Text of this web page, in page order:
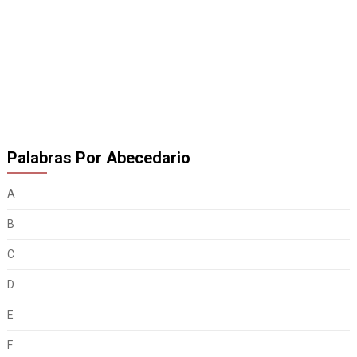
Palabras Por Abecedario
A
B
C
D
E
F